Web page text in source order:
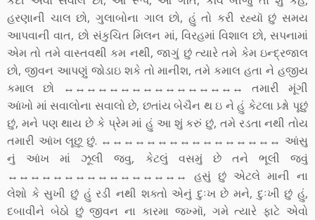
હરણાની ચાલ છો, ગુલાબોના ગાલ છો, હું તો કરી રહ્યૉ છું સમય
આપવાની વાત, છો સંકુચિત મિલન માં, વિરહમાં વિશાલ છો, સપનામાં
એમ તો તમે વાસ્તવથી કમ નથી, જાગું છું ત્યારે તમે કેમ ઇન્દ્રજાલ
છો, જીવન આપણું જોડાઇ શકે તો માનીશ, તમે કમાલ હતા ને હજીય
કમાલ છો ↔↔↔↔↔↔↔↔↔↔↔↔↔↔↔↔ તમારી મૂંગી
આંખો માં સવાલોના સવાલો છે, છતાંય બેચૈન થ ઇ ને હું કેટલા પ્ર્શ્નો પૂછું
છું, મને પણ થાય છે કે પ્રેમ માં હું આ શું કરું છું, તમે રડતા નથી તોય
તમારી આંખ લૂછૂ છું. ↔↔↔↔↔↔↔↔↔↔↔↔↔↔↔↔ આંસુ
નું આંખ માં ઝૂલી જવુ, કેટલું વસમું છે તને ભૂલી જવું
↔↔↔↔↔↔↔↔↔↔↔↔↔↔↔↔ હસું છું એટલે માની ના
લેશો કે સુખી છું હું રડી નથી શક્તો એનું દુઃખ છે મને, દુઃખી છું હું,
દબાવીને બેઠો છું જીવન ના કારમા જખ્મૉ, ગમે ત્યારે ફાટે એવો